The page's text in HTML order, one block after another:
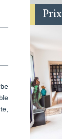
Prix